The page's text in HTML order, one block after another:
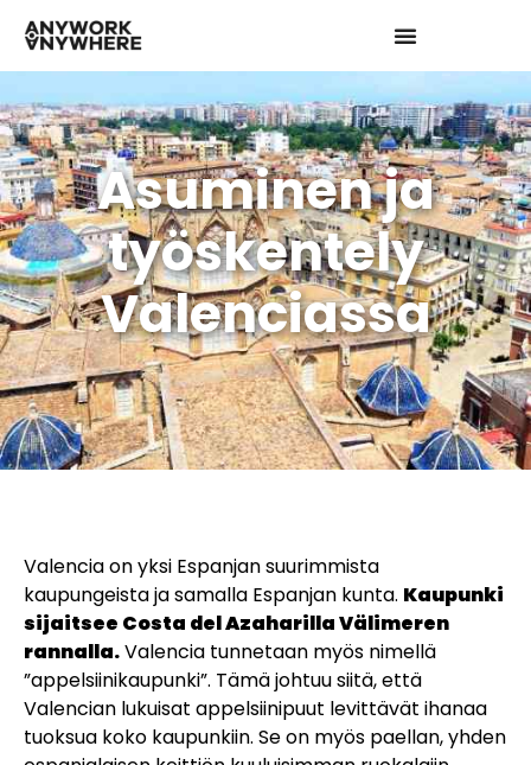
Asuminen ja
työskentely
Valenciassa
Valencia on yksi Espanjan suurimmista
kaupungeista ja samalla Espanjan kunta. Kaupunki
sijaitsee Costa del Azaharilla Välimeren
rannalla.Valencia tunnetaan myös nimellä
”appelsiinikaupunki”. Tämä johtuu siitä, että
Valencian lukuisat appelsiinipuut levittävät ihanaa
tuoksua koko kaupunkiin. Se on myös paellan, yhden